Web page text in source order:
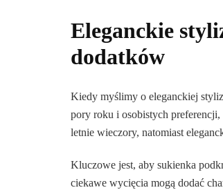
Eleganckie
dodatków
Kiedy myślimy o eleganckiej
pory roku i osobistych preferencji,
letnie wieczory, natomiast
Kluczowe jest, aby sukienka
ciekawe wycięcia mogą dodać